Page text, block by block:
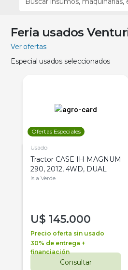
Feria usados
Ver ofertas
Especial usados seleccionados
Ofertas Especiales
Usado
Tractor CASE IH MAGNUM
290, 2012, 4WD, DUAL
Isla Verde
U$ 145.000
Precio oferta sin usado
30% de entrega +
financiación
Consultar